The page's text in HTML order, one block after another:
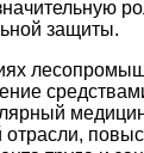
защиты.